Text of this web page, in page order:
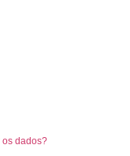
os dados?